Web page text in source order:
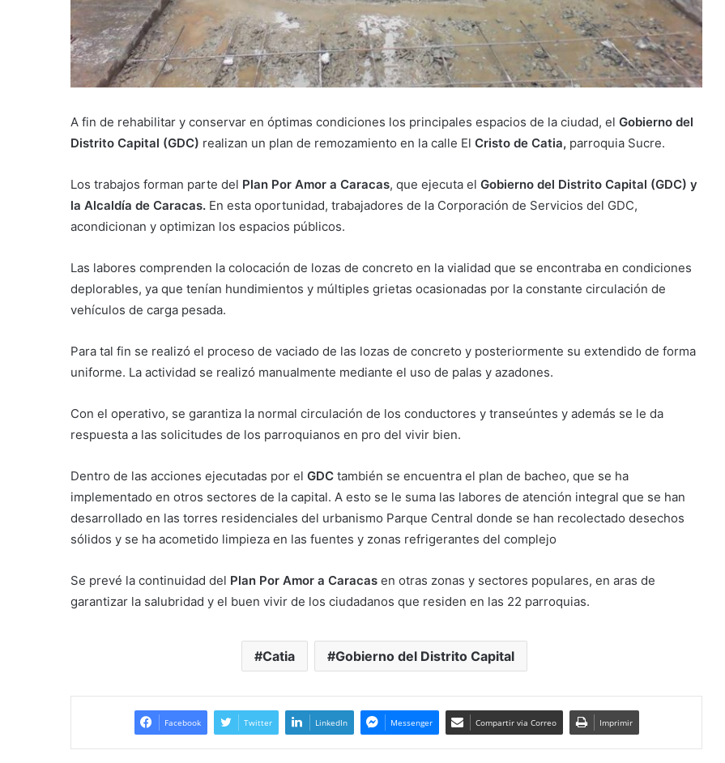
A fin de rehabilitar y conservar en óptimas condiciones los principales espacios de la ciudad, el Gobierno del
Distrito Capital (GDC) realizan un plan de remozamiento en la calle El Cristo de Catia, parroquia Sucre.
Los trabajos forman parte del Plan Por Amor a Caracas, que ejecuta el Gobierno del Distrito Capital (GDC) y
la Alcaldía de Caracas. En esta oportunidad, trabajadores de la Corporación de Servicios del GDC,
acondicionan y optimizan los espacios públicos.
Las labores comprenden la colocación de lozas de concreto en la vialidad que se encontraba en condiciones
deplorables, ya que tenían hundimientos y múltiples grietas ocasionadas por la constante circulación de
vehículos de carga pesada.
Para tal fin se realizó el proceso de vaciado de las lozas de concreto y posteriormente su extendido de forma
uniforme. La actividad se realizó manualmente mediante el uso de palas y azadones.
Con el operativo, se garantiza la normal circulación de los conductores y transeúntes y además se le da
respuesta a las solicitudes de los parroquianos en pro del vivir bien.
Dentro de las acciones ejecutadas por el GDC también se encuentra el plan de bacheo, que se ha
implementado en otros sectores de la capital. A esto se le suma las labores de atención integral que se han
desarrollado en las torres residenciales del urbanismo Parque Central donde se han recolectado desechos
sólidos y se ha acometido limpieza en las fuentes y zonas refrigerantes del complejo
Se prevé la continuidad del Plan Por Amor a Caracas en otras zonas y sectores populares, en aras de
garantizar la salubridad y el buen vivir de los ciudadanos que residen en las 22 parroquias.
Catia Gobierno del Distrito Capital
Facebook Twitter LinkedIn Messenger Compartir via Correo Imprimir